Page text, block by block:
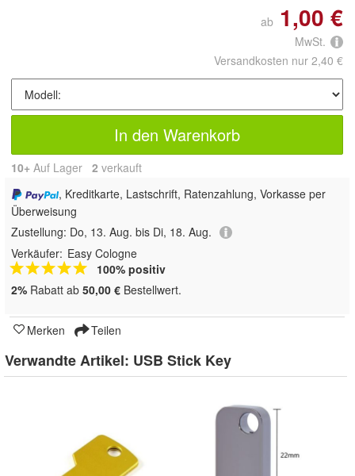
ab 1,00 €
MwSt.
Versandkosten nur 2,40 €
In den Warenkorb
10+ Auf Lager 2 verkauft
, Kreditkarte, Lastschrift, Ratenzahlung, Vorkasse per
Überweisung
Zustellung: Do, 13. Aug. bis Di, 18. Aug.
Verkäufer: Easy Cologne
100% positiv
2% Rabatt ab 50,00 € Bestellwert.
Merken Teilen
Verwandte Artikel: USB Stick Key